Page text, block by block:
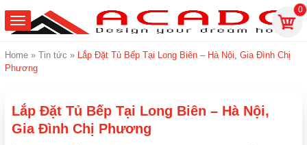
0
Home » Tin tức » Lắp Đặt Tủ Bếp Tại Long Biên – Hà Nội, Gia Đình Chị
Phương
Lắp Đặt Tủ Bếp Tại Long Biên – Hà Nội,
Gia Đình Chị Phương